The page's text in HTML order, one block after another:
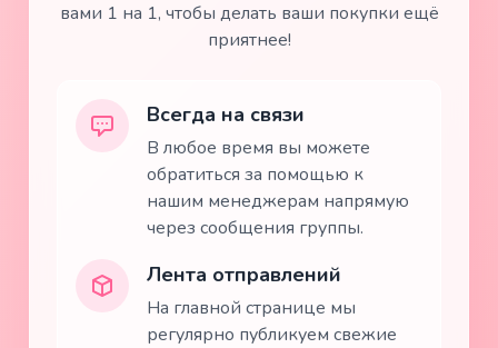
вами 1 на 1, чтобы делать ваши покупки ещё
приятнее!
Всегда на связи
В любое время вы можете
обратиться за помощью к
нашим менеджерам напрямую
через сообщения группы.
Лента отправлений
На главной странице мы
регулярно публикуем свежие